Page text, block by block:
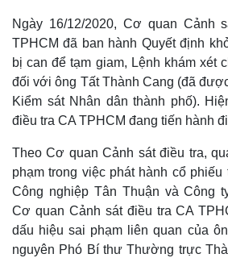
Cuộc sống đó đây
Hồ sơ
Ảnh
E-
Ngày 16/12/2020, Cơ quan Cảnh
TPHCM đã ban hành Quyết định
bị can để tạm giam, Lệnh khám xét
đối với ông Tất Thành Cang (đã
Kiểm sát Nhân dân thành phố).
điều tra CA TPHCM đang tiến hành
Theo Cơ quan Cảnh sát điều tra,
phạm trong việc phát hành cổ phiếu
Công nghiệp Tân Thuận và Công
Cơ quan Cảnh sát điều tra CA
dấu hiệu sai phạm liên quan của
nguyên Phó Bí thư Thường trực